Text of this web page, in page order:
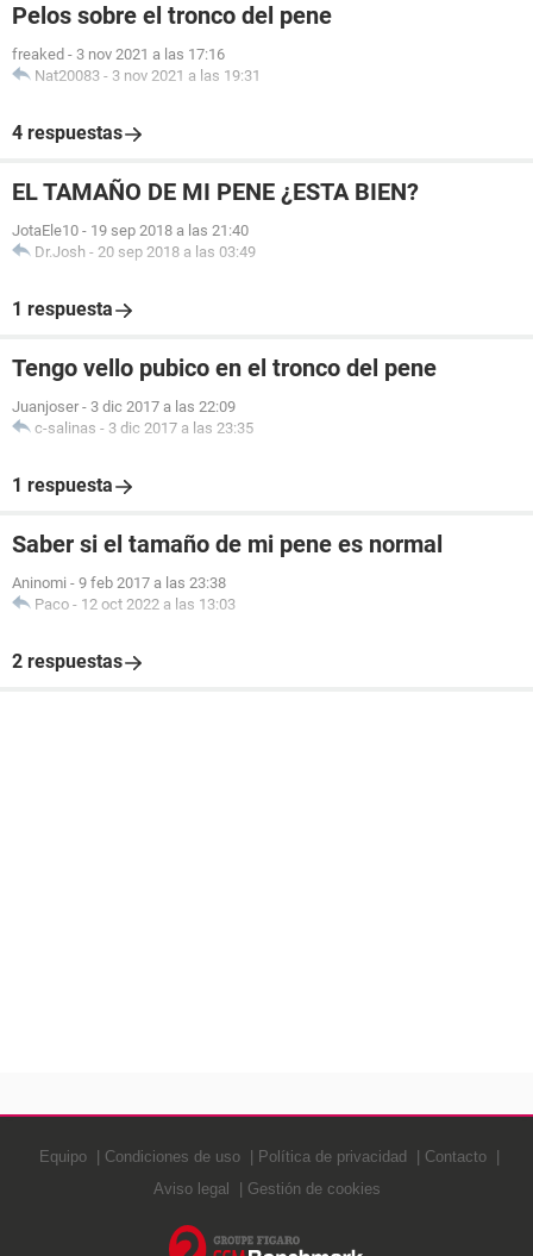
Pelos sobre el tronco del pene
freaked - 3 nov 2021 a las 17:16
Nat20083 - 3 nov 2021 a las 19:31
4 respuestas
EL TAMAÑO DE MI PENE ¿ESTA BIEN?
JotaEle10 - 19 sep 2018 a las 21:40
Dr.Josh - 20 sep 2018 a las 03:49
1 respuesta
Tengo vello pubico en el tronco del pene
Juanjoser - 3 dic 2017 a las 22:09
c-salinas - 3 dic 2017 a las 23:35
1 respuesta
Saber si el tamaño de mi pene es normal
Aninomi - 9 feb 2017 a las 23:38
Paco - 12 oct 2022 a las 13:03
2 respuestas
Equipo Condiciones de uso Política de privacidad
Contacto
Aviso legal
Gestión de cookies